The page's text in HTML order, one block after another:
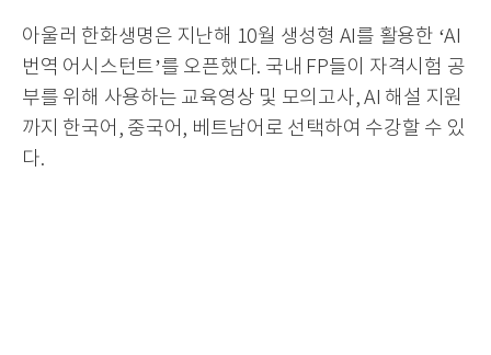
아울러 한화생명은 지난해 10월 생성형 AI를 활용한 ‘AI
번역 어시스턴트’를 오픈했다. 국내 FP들이 자격시험 공
부를 위해 사용하는 교육영상 및 모의고사, AI 해설 지원
까지 한국어, 중국어, 베트남어로 선택하여 수강할 수 있
다.